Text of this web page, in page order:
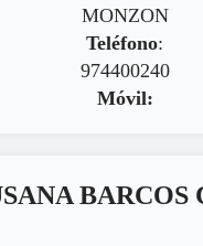
MONZON
Teléfono:
974400240
Móvil:
BARCOS